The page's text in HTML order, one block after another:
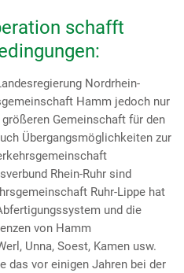
schafft
Nordrhein-
Hamm jedoch nur
Gemeinschaft für den
Übergangsmöglichkeiten zur
Rhein-Ruhr sind
Ruhr-Lippe hat
und die
von Hamm
Unna, Soest, Kamen usw.
das vor einigen Jahren bei der